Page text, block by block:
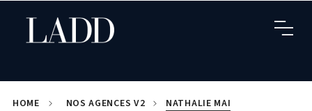
HOME NOS AGENCES V2 NATHALIE MAI